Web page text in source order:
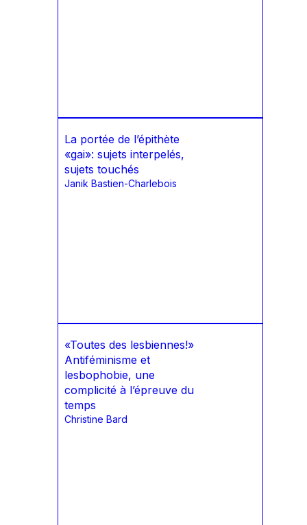
La portée de l’épithète
«gai»: sujets interpelés,
sujets touchés
Janik Bastien-Charlebois
«Toutes des lesbiennes!»
Antiféminisme et
lesbophobie, une
complicité à l’épreuve du
temps
Christine Bard